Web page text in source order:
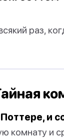
раз,
и
комнату и